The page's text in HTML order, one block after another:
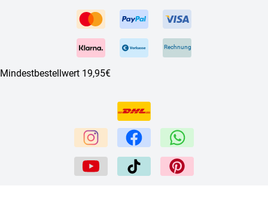
Rechnung
Mindestbestellwert 19,95€